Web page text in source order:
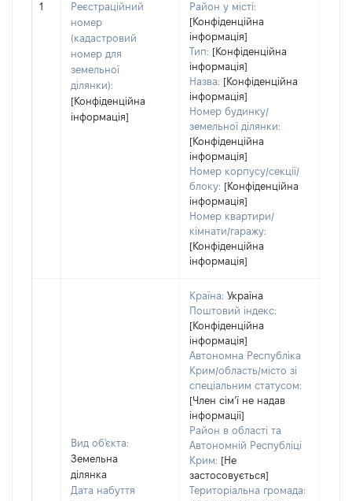
1
Реєстраційний
номер
(кадастровий
номер для
земельної
ділянки):
[Конфіденційна
інформація]
Район у місті:
[Конфіденційна
інформація]
Тип: [Конфіденційна
інформація]
Назва: [Конфіденційна
інформація]
Номер будинку/
земельної ділянки:
[Конфіденційна
інформація]
Номер корпусу/секції/
блоку: [Конфіденційна
інформація]
Номер квартири/
кімнати/гаражу:
[Конфіденційна
інформація]
Вид об'єкта:
Земельна
ділянка
Дата набуття
Країна: Україна
Поштовий індекс:
[Конфіденційна
інформація]
Автономна Республіка
Крим/область/місто зі
спеціальним статусом:
[Член сімʼї не надав
інформації]
Район в області та
Автономній Республіці
Крим: [Не
застосовується]
Територіальна громада: